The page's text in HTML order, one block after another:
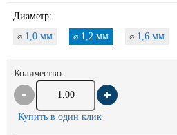
Диаметр:
⌀ 1,0 мм ⌀ 1,2 мм ⌀ 1,6 мм
Количество:
Купить в один клик